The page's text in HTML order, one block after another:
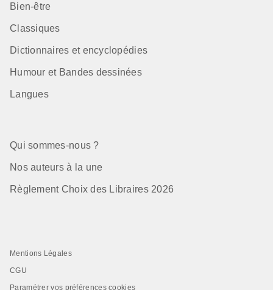
Bien-être
Classiques
Dictionnaires et encyclopédies
Humour et Bandes dessinées
Langues
Qui sommes-nous ?
Nos auteurs à la une
Règlement Choix des Libraires 2026
Mentions Légales
CGU
Paramétrer vos préférences cookies